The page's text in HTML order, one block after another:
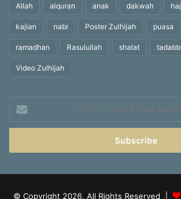
Allah alquran anak dakwah
kajian nabi Poster Zulhijah puasa
ramadhan Rasulullah shalat
Video Zulhijah
your
Email
© Copyright 2026, All Rights Reserved |